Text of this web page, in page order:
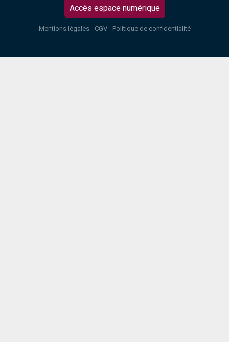
Accès espace numérique
Mentions légales CGV Politique de confidentialité